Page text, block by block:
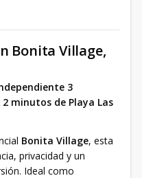
Bonita Village,
3
minutos de Playa Las
Bonita Village, esta
privacidad y un
Ideal como